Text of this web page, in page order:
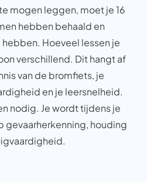
mogen leggen, moet je 16
hebben behaald en
Hoeveel lessen je
verschillend. Dit hangt af
van de bromfiets, je
en je leersnelheid.
nodig. Je wordt tijdens je
gevaarherkenning, houding